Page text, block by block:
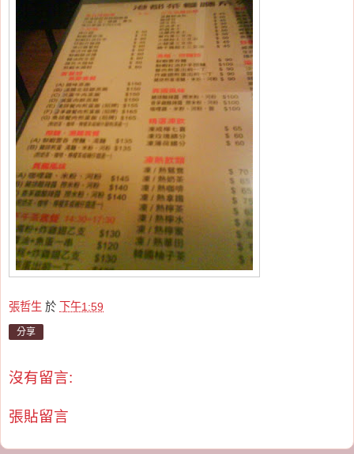
張哲生 於 下午1:59
分享
沒有留言:
張貼留言